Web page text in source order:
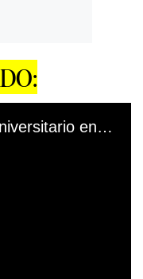
¿Cuál es el proyecto de Universitario en Divisiones Menores?